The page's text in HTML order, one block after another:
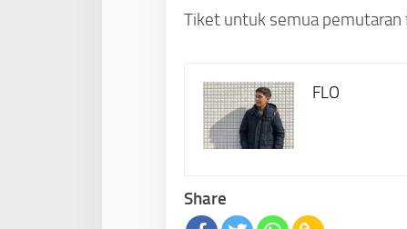
Tiket untuk semua pemutaran
FLO
Share